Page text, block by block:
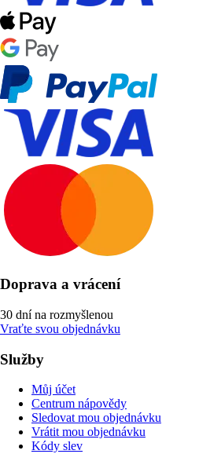
Doprava a vrácení
30 dní na rozmyšlenou
Vraťte svou objednávku
Služby
Můj účet
Centrum nápovědy
Sledovat mou objednávku
Vrátit mou objednávku
Kódy slev